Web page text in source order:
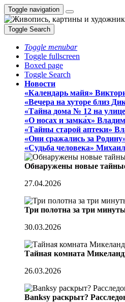
Toggle navigation
Toggle Search
Toggle menubar
Toggle fullscreen
Boxed page
Toggle Search
Новости
«Календарь майя»
«Вечера на хуторе близ
«Тайна дома № 12 на
«О носах и замка́х»
«Тайны старой аптеки»
«Они сражались за
«Судьба человека»
Обнаружены новые
27.04.2026
Три полотна за три
30.03.2026
Тайная комната
26.03.2026
Banksy раскрыт?